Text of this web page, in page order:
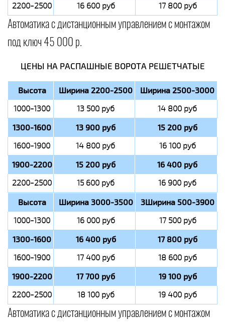
2200-2500 16 600 руб 17 800 руб
Автоматика с дистанционным управлением с монтажом
под ключ 45 000 р.
ЦЕНЫ НА РАСПАШНЫЕ ВОРОТА РЕШЕТЧАТЫЕ
Высота Ширина 2200-2500 Ширина 2500-3000
1000-1300 13 500 руб 14 800 руб
1300-1600 13 900 руб 15 200 руб
1600-1900 14 800 руб 16 100 руб
1900-2200 15 200 руб 16 400 руб
2200-2500 15 600 руб 16 900 руб
Высота Ширина 3000-3500 3Ширина 500-3900
1000-1300 16 000 руб 17 500 руб
1300-1600 16 400 руб 17 800 руб
1600-1900 17 400 руб 18 600 руб
1900-2200 17 700 руб 19 100 руб
2200-2500 18 100 руб 19 400 руб
Автоматика с дистанционным управлением с монтажом